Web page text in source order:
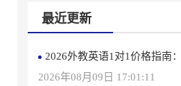
最近更新
2026外教英语1对1价格指南：
2026年08月09日 17:01:11